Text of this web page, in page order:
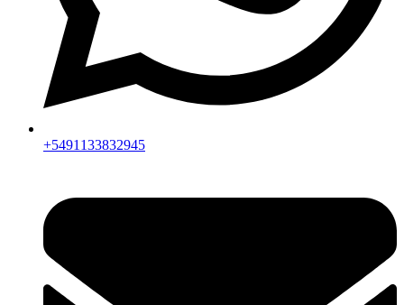
+5491133832945